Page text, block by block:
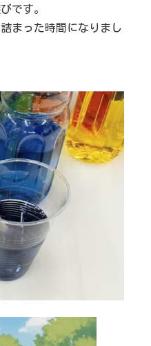
です。
まった時間になりまし